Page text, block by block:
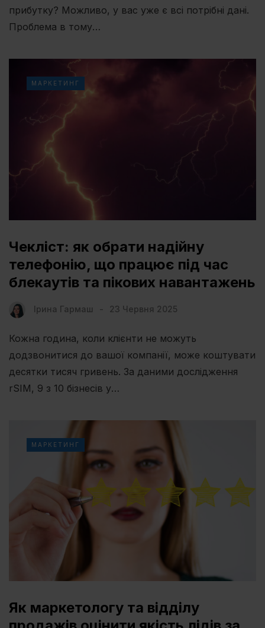
прибутку? Можливо, у вас уже є всі потрібні дані.
Проблема в тому…
МАРКЕТИНГ
Чекліст: як обрати надійну
телефонію, що працює під час
блекаутів та пікових навантажень
Ірина Гармаш 23 Червня 2025
Кожна година, коли клієнти не можуть
додзвонитися до вашої компанії, може коштувати
десятки тисяч гривень. За даними дослідження
rSIM, 9 з 10 бізнесів у…
МАРКЕТИНГ
Як маркетологу та відділу